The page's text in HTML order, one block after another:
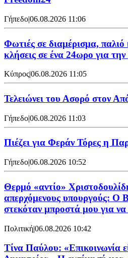
Γήπεδο|06.08.2026 11:06
Φωτιές σε διαμέρισμα, παλιό
κλήσεις σε ένα 24ωρο για
Κύπρος|06.08.2026 11:05
Τελειώνει του Ασορό στον
Γήπεδο|06.08.2026 11:03
Πιέζει για Φεράν Τόρες η
Γήπεδο|06.08.2026 10:52
Θερμό «αντίο»
απερχόμενους υπουργούς: Ο
στεκόταν μπροστά μου για
Πολιτική|06.08.2026 10:42
Τίνα Παύλου: «Επικοινωνία